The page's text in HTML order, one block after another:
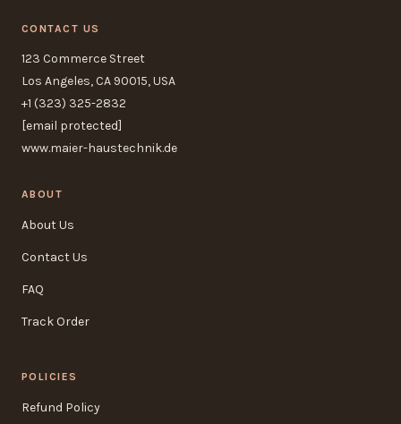
CONTACT US
123 Commerce Street
Los Angeles, CA 90015, USA
+1 (323) 325-2832
[email protected]
www.maier-haustechnik.de
ABOUT
About Us
Contact Us
FAQ
Track Order
POLICIES
Refund Policy